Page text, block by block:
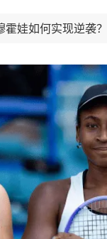
娃如何实现逆袭？